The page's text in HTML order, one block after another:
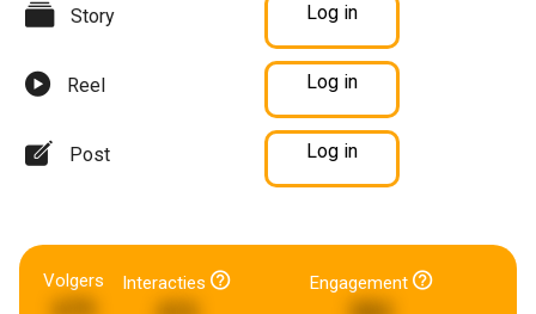
Story Log in
Reel Log in
Post Log in
Volgers Interacties Engagement